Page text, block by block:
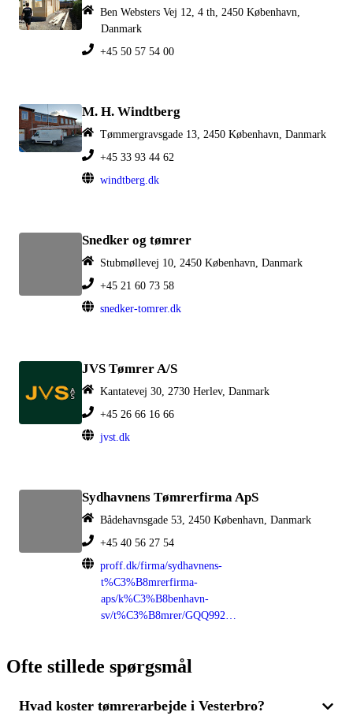
Ben Websters Vej 12, 4 th, 2450 København,
Danmark
+45 50 57 54 00
M. H. Windtberg
Tømmergravsgade 13, 2450 København, Danmark
+45 33 93 44 62
windtberg.dk
Snedker og tømrer
Stubmøllevej 10, 2450 København, Danmark
+45 21 60 73 58
snedker-tomrer.dk
JVS Tømrer A/S
Kantatevej 30, 2730 Herlev, Danmark
+45 26 66 16 66
jvst.dk
Sydhavnens Tømrerfirma ApS
Bådehavnsgade 53, 2450 København, Danmark
+45 40 56 27 54
proff.dk/firma/sydhavnens-
t%C3%B8mrerfirma-
aps/k%C3%B8benhavn-
sv/t%C3%B8mrer/GQQ992I0FE2
Ofte stillede spørgsmål
Hvad koster tømrerarbejde i Vesterbro?